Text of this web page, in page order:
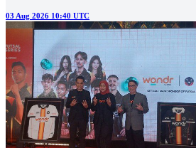
03 Aug 2026 10:40 UTC